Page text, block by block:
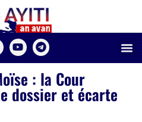
: la Cour
dossier et écarte